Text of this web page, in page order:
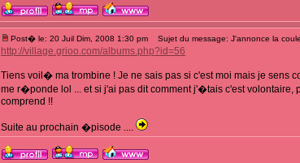
Post� le: 20 Juil Dim, 2008 1:30 pm Sujet du message: J'annonce la
http://village.grioo.com/albums.php?id=56
Tiens voil� ma trombine ! Je ne sais pas si c'est moi mais je sens
me r�ponde lol ... et si j'ai pas dit comment j'�tais c'est
comprend !!
Suite au prochain �pisode ....